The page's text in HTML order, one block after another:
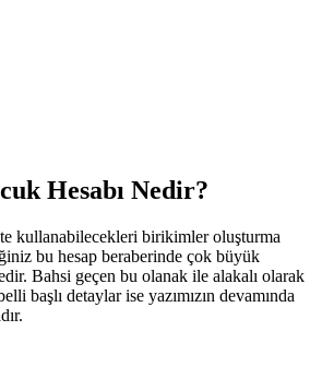
Hesabı Nedir?
kullanabilecekleri birikimler oluşturma
bu hesap beraberinde çok büyük
Bahsi geçen bu olanak ile alakalı olarak
başlı detaylar ise yazımızın devamında